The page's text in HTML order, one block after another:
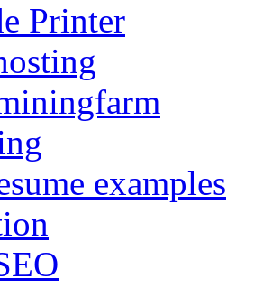
Printer
examples